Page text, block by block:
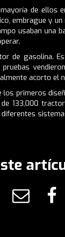
de ellos
embrague y
usaban una
de gasolina.
acorto el
primeros
133,000